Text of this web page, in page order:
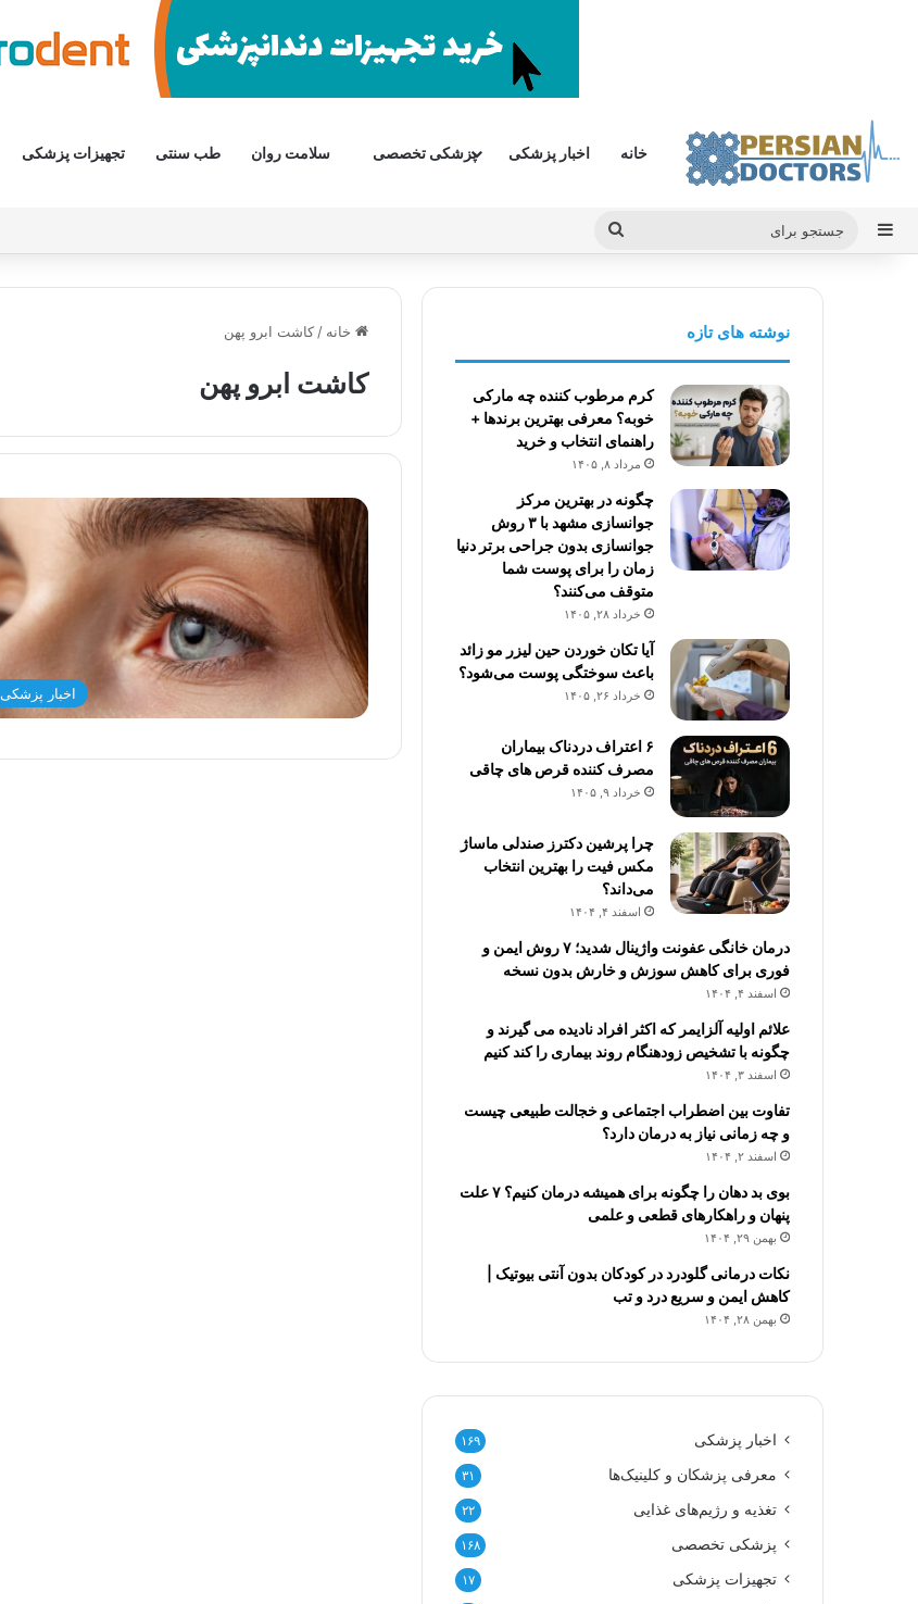
خانه اخبار پزشکی پزشکی تخصصی سلامت روان طب سنتی تجهیزات پزشکی
سایدبار
خانه / کاشت ابرو پهن
کاشت ابرو پهن
اخبار پزشکی
نوشته های تازه
کرم مرطوب کننده چه مارکی
خوبه؟ معرفی بهترین برندها +
راهنمای انتخاب و خرید
مرداد ۸, ۱۴۰۵
چگونه در بهترین مرکز
جوانسازی مشهد با ۳ روش
جوانسازی بدون جراحی برتر دنیا
زمان را برای پوست شما
متوقف می‌کنند؟
خرداد ۲۸, ۱۴۰۵
آیا تکان خوردن حین لیزر مو زائد
باعث سوختگی پوست می‌شود؟
خرداد ۲۶, ۱۴۰۵
۶ اعتراف دردناک بیماران
مصرف کننده قرص های چاقی
خرداد ۹, ۱۴۰۵
چرا پرشین دکترز صندلی ماساژ
مکس فیت را بهترین انتخاب
می‌داند؟
اسفند ۴, ۱۴۰۴
درمان خانگی عفونت واژینال شدید؛ ۷ روش ایمن و
فوری برای کاهش سوزش و خارش بدون نسخه
اسفند ۴, ۱۴۰۴
علائم اولیه آلزایمر که اکثر افراد نادیده می گیرند و
چگونه با تشخیص زودهنگام روند بیماری را کند کنیم
اسفند ۳, ۱۴۰۴
تفاوت بین اضطراب اجتماعی و خجالت طبیعی چیست
و چه زمانی نیاز به درمان دارد؟
اسفند ۲, ۱۴۰۴
بوی بد دهان را چگونه برای همیشه درمان کنیم؟ ۷ علت
پنهان و راهکارهای قطعی و علمی
بهمن ۲۹, ۱۴۰۴
نکات درمانی گلودرد در کودکان بدون آنتی بیوتیک |
کاهش ایمن و سریع درد و تب
بهمن ۲۸, ۱۴۰۴
اخبار پزشکی ۱۶۹
معرفی پزشکان و کلینیک‌ها ۳۱
تغذیه و رژیم‌های غذایی ۲۲
پزشکی تخصصی ۱۶۸
تجهیزات پزشکی ۱۷